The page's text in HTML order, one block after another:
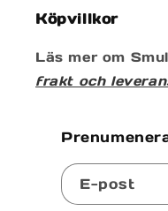
Köpvillkor
Läs mer om
frakt och
E-post